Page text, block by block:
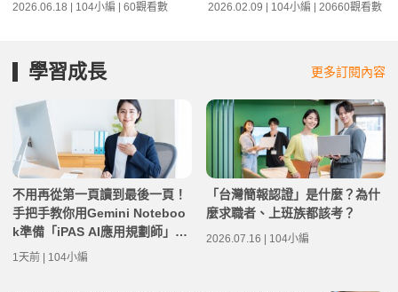
2026.06.18 | 104小編 | 60觀看數 2026.02.09 | 104小編 | 20660觀看數
學習成長 更多訂閱內容
不用再從第一頁讀到最後一頁！
手把手教你用Gemini Noteboo
k準備「iPAS AI應用規劃師」考
試筆記
1天前 | 104小編
「台灣簡報認證」是什麼？為什
麼求職者、上班族都該考？
2026.07.16 | 104小編